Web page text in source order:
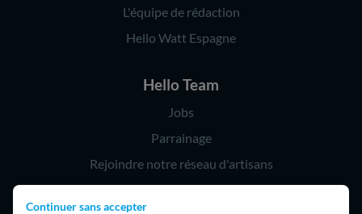
Continuer sans accepter
L'équipe de rédaction
Hello Watt Espagne
Hello Team
Jobs
Parrainage
Rejoindre notre réseau d'artisans